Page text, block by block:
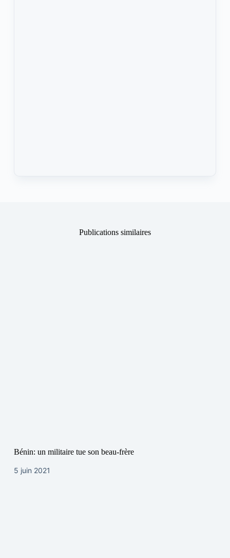
Publications similaires
Bénin: un militaire tue son beau-frère
5 juin 2021